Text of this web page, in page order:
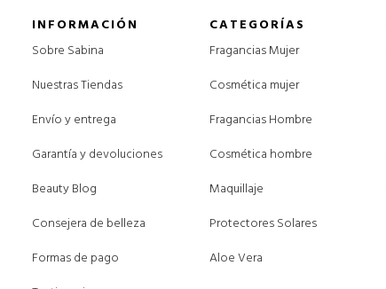
INFORMACIÓN
Sobre Sabina
Nuestras Tiendas
Envío y entrega
Garantía y devoluciones
Beauty Blog
Consejera de belleza
Formas de pago
CATEGORÍAS
Fragancias Mujer
Cosmética mujer
Fragancias Hombre
Cosmética hombre
Maquillaje
Protectores Solares
Aloe Vera